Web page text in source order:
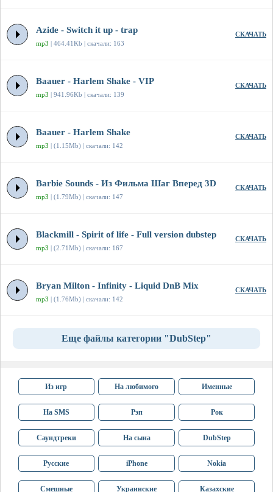
Azide - Switch it up - trap
mp3 | 464.41Kb | скачали: 163
СКАЧАТЬ
Baauer - Harlem Shake - VIP
mp3 | 941.96Kb | скачали: 139
СКАЧАТЬ
Baauer - Harlem Shake
mp3 | (1.15Mb) | скачали: 142
СКАЧАТЬ
Barbie Sounds - Из Фильма Шаг Вперед 3D
mp3 | (1.79Mb) | скачали: 147
СКАЧАТЬ
Blackmill - Spirit of life - Full version dubstep
mp3 | (2.71Mb) | скачали: 167
СКАЧАТЬ
Bryan Milton - Infinity - Liquid DnB Mix
mp3 | (1.76Mb) | скачали: 142
СКАЧАТЬ
Еще файлы категории "DubStep"
Из игр На любимого Именные
На SMS Рэп Рок
Саундтреки На сына DubStep
Русские iPhone Nokia
Смешные Украинские Казахские